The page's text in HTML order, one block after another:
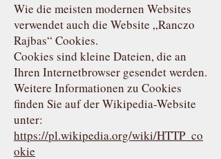
Wie die meisten modernen Websites
verwendet auch die Website „Ranczo
Rajbas“ Cookies.
Cookies sind kleine Dateien, die an
Ihren Internetbrowser gesendet werden.
Weitere Informationen zu Cookies
finden Sie auf der Wikipedia-Website
unter:
https://pl.wikipedia.org/wiki/HTTP_co
okie